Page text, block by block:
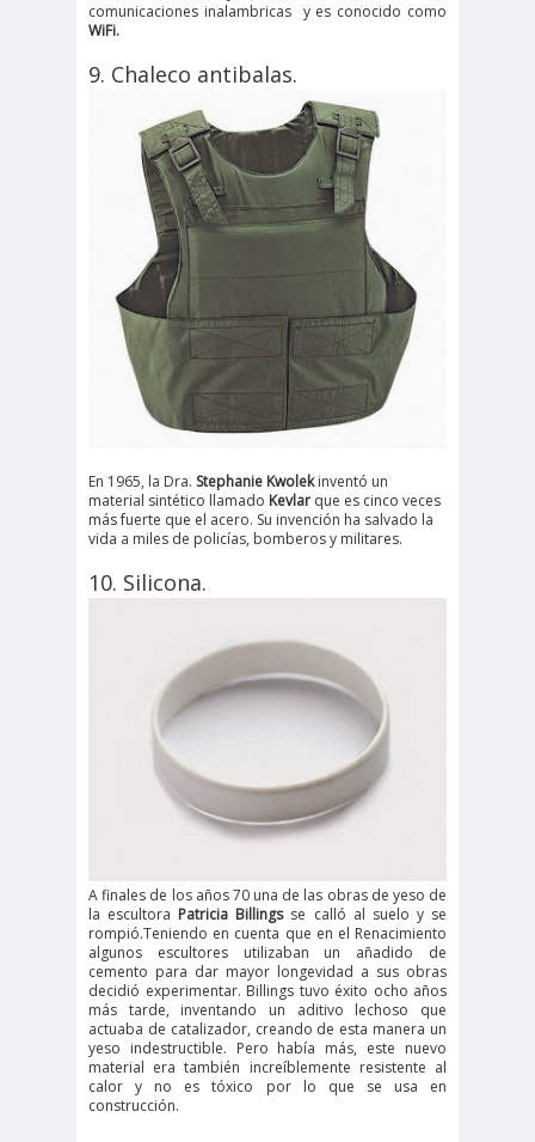
comunicaciones inalambricas y es conocido como
WiFi.
9. Chaleco antibalas.
En 1965, la Dra. Stephanie Kwolekinventó un
material sintético llamado Kevlar que es cinco veces
más fuerte que el acero. Su invención ha salvado la
vida a miles de policías, bomberos y militares.
10. Silicona.
A finales de los años 70 una de las obras de yeso de
la escultora Patricia Billingsse calló al suelo y se
rompió.Teniendo en cuenta que en el Renacimiento
algunos escultores utilizaban un añadido de
cemento para dar mayor longevidad a sus obras
decidió experimentar. Billings tuvo éxito ocho años
más tarde, inventando un aditivo lechoso que
actuaba de catalizador, creando de esta manera un
yeso indestructible. Pero había más, este nuevo
material era también increíblemente resistente al
calor y no es tóxico por lo que se usa en
construcción.